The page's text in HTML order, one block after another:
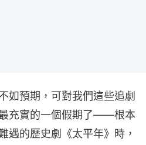
如預期，可對我們這些追劇
充實的一個假期了——根本
遇的歷史劇《太平年》時，